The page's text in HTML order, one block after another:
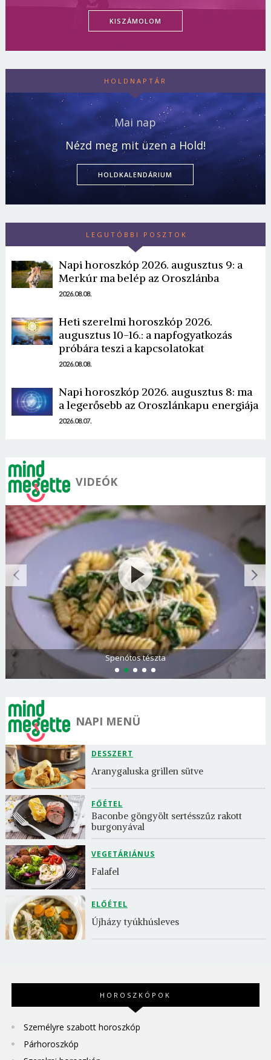
KISZÁMOLOM
HOLDNAPTÁR
Mai nap
Nézd meg mit üzen a Hold!
HOLDKALENDÁRIUM
LEGUTÓBBI POSZTOK
Napi horoszkóp 2026. augusztus 9: a
Merkúr ma belép az Oroszlánba
2026.08.08.
Heti szerelmi horoszkóp 2026.
augusztus 10-16.: a napfogyatkozás
próbára teszi a kapcsolatokat
2026.08.08.
Napi horoszkóp 2026. augusztus 8: ma
a legerősebb az Oroszlánkapu energiája
2026.08.07.
VIDEÓK
Spenótos tészta
NAPI MENÜ
DESSZERT
Aranygaluska grillen sütve
FŐÉTEL
Baconbe göngyölt sertésszűz rakott
burgonyával
VEGETÁRIÁNUS
Falafel
ELŐÉTEL
Újházy tyúkhúsleves
HOROSZKÓPOK
Személyre szabott horoszkóp
Párhoroszkóp
Borsonline bejelentkezés
E-mail cím vagy felhasználónév
Jelszó